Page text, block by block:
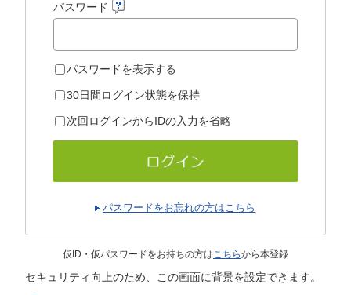
パスワード
パスワードを表示する
30日間ログイン状態を保持
次回ログインからIDの入力を省略
パスワードをお忘れの方はこちら
仮ID・仮パスワードをお持ちの方はこちらから本登録
セキュリティ向上のため、この画面に背景を設定できます。